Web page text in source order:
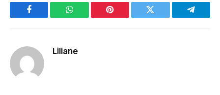
Facebook WhatsApp Pinterest Twitter
Liliane